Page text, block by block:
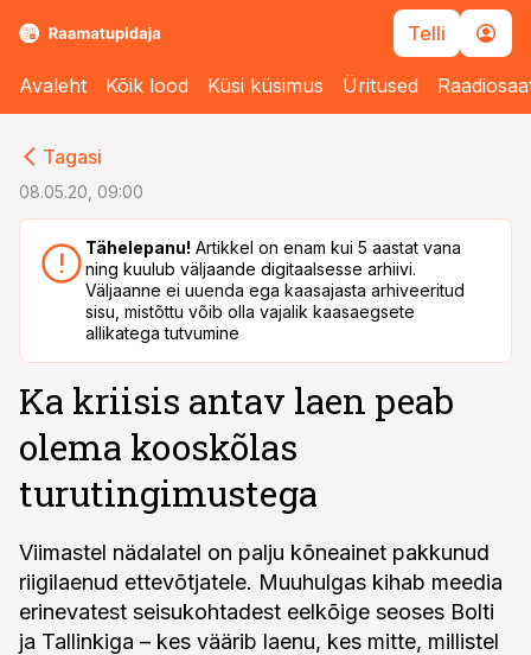
Telli
Avaleht Kõik lood Küsi küsimus Üritused
Tagasi
08.05.20, 09:00
Tähelepanu! Artikkel on enam kui 5 aastat vana
ning kuulub väljaande digitaalsesse arhiivi.
Väljaanne ei uuenda ega kaasajasta arhiveeritud
sisu, mistõttu võib olla vajalik kaasaegsete
allikatega tutvumine
Ka kriisis antav laen peab
olema kooskõlas
turutingimustega
Viimastel nädalatel on palju kõneainet pakkunud
riigilaenud ettevõtjatele. Muuhulgas kihab meedia
erinevatest seisukohtadest eelkõige seoses Bolti
ja Tallinkiga – kes väärib laenu, kes mitte, millistel